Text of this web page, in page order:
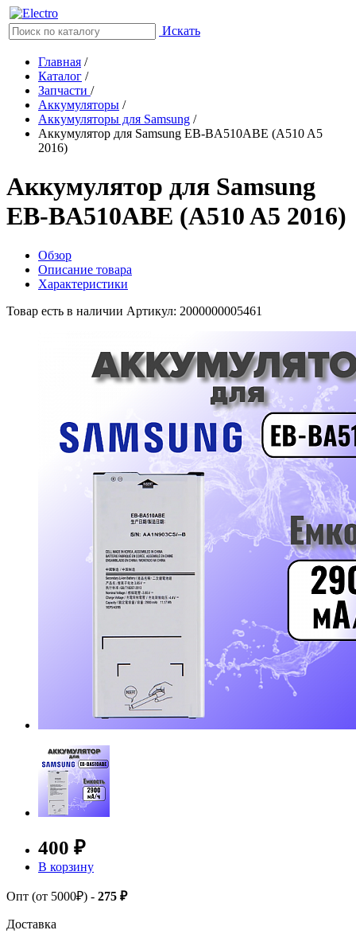
Искать
Главная /
Каталог /
Запчасти /
Аккумуляторы /
Аккумуляторы для Samsung /
Аккумулятор для Samsung EB-BA510ABE (A510 A5
2016)
Аккумулятор для Samsung
EB-BA510ABE (A510 A5 2016)
Обзор
Описание товара
Характеристики
Товар есть в наличии Артикул: 2000000005461
400 ₽
В корзину
Опт (от 5000₽) - 275 ₽
Доставка